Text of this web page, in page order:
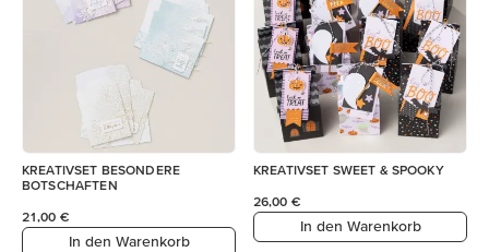
KREATIVSET BESONDERE
BOTSCHAFTEN
21,00 €
In den Warenkorb
KREATIVSET SWEET & SPOOKY
26,00 €
In den Warenkorb